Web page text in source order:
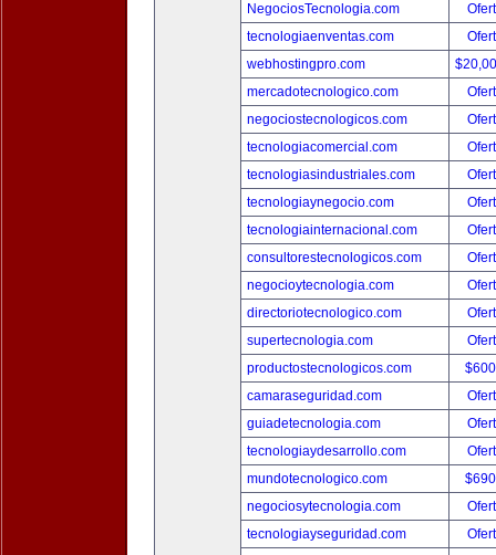
NegociosTecnologia.com
tecnologiaenventas.com
webhostingpro.com
mercadotecnologico.com
negociostecnologicos.com
tecnologiacomercial.com
tecnologiasindustriales.com
tecnologiaynegocio.com
tecnologiainternacional.com
consultorestecnologicos.com
negocioytecnologia.com
directoriotecnologico.com
supertecnologia.com
productostecnologicos.com
camaraseguridad.com
guiadetecnologia.com
tecnologiaydesarrollo.com
mundotecnologico.com
negociosytecnologia.com
tecnologiayseguridad.com